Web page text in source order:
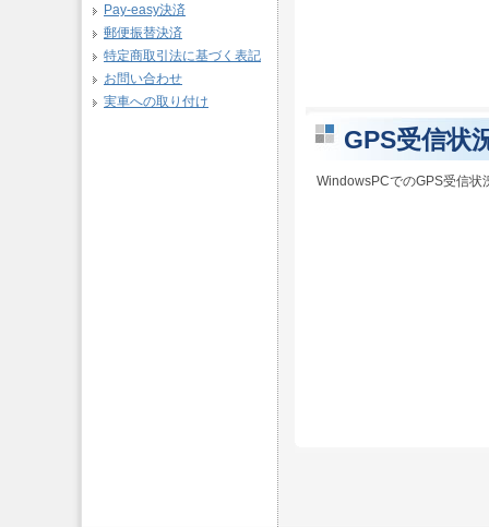
Pay-easy決済
郵便振替決済
特定商取引法に基づく表記
お問い合わせ
実車への取り付け
GPS受信状
WindowsPCでのGPS受信状